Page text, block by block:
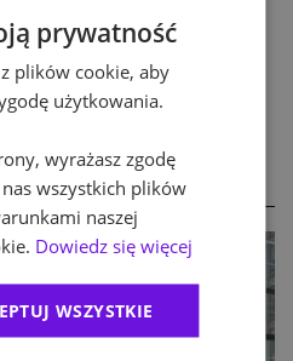
prywatność
plików cookie, aby
użytkowania.
wyrażasz zgodę
wszystkich plików
naszej
Dowiedz się więcej
WSZYSTKIE